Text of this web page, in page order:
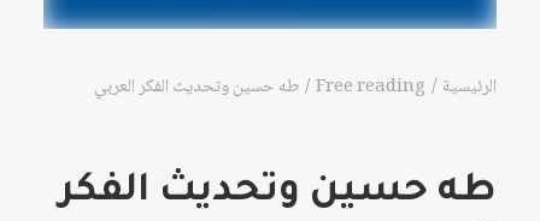
الرئيسية Free reading طه حسين وتحديث الفكر العربي
طه حسين وتحديث الفكر